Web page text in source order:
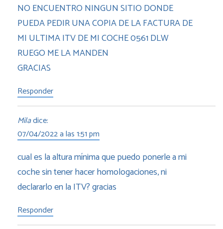
NO ENCUENTRO NINGUN SITIO DONDE
PUEDA PEDIR UNA COPIA DE LA FACTURA DE
MI ULTIMA ITV DE MI COCHE 0561 DLW
RUEGO ME LA MANDEN
GRACIAS
Responder
Miladice:
07/04/2022 a las 1:51 pm
cual es la altura mínima que puedo ponerle a mi
coche sin tener hacer homologaciones, ni
declararlo en la ITV? gracias
Responder